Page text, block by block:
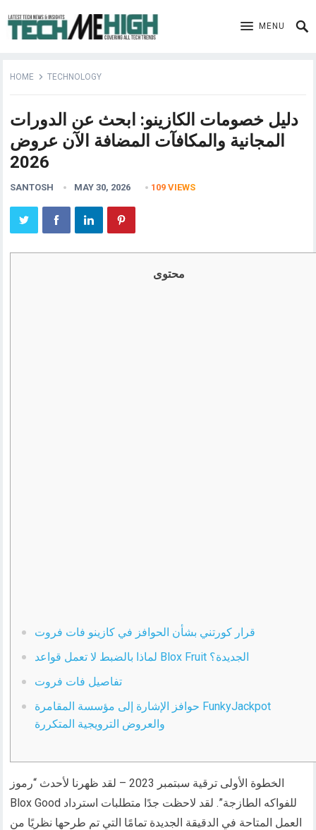
MENU
HOME TECHNOLOGY
دليل خصومات الكازينو: ابحث عن الدورات
المجانية والمكافآت المضافة الآن عروض
2026
SANTOSH MAY 30, 2026 109 VIEWS
محتوى
قرار كورتني بشأن الحوافز في كازينو فات فروت
لماذا بالضبط لا تعمل قواعد Blox Fruit الجديدة؟
تفاصيل فات فروت
حوافز الإشارة إلى مؤسسة المقامرة FunkyJackpot
والعروض الترويجية المتكررة
الخطوة الأولى ترقية سبتمبر 2023 – لقد ظهرنا لأحدث “رموز
Blox Good للفواكه الطازجة”. لقد لاحظت جدًا متطلبات استرداد
العمل المتاحة في الدقيقة الجديدة تمامًا التي تم طرحها نظريًا من